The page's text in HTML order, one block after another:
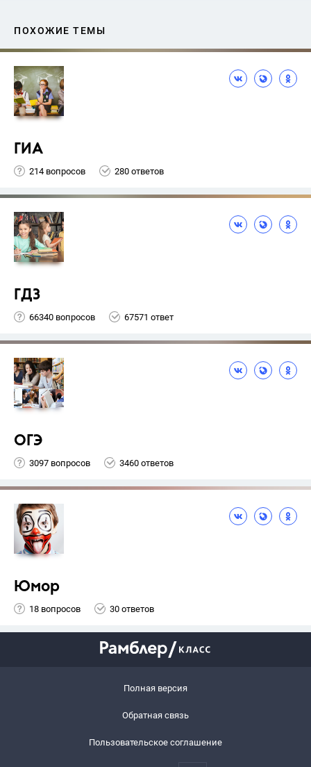
ПОХОЖИЕ ТЕМЫ
ГИА
214 вопросов 280 ответов
ГДЗ
66340 вопросов 67571 ответ
ОГЭ
3097 вопросов 3460 ответов
Юмор
18 вопросов 30 ответов
Полная версия
Обратная связь
Пользовательское соглашение